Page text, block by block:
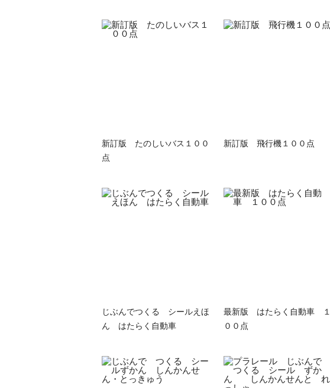
新訂版 たのしいバス１００
点
新訂版 飛行機１００点
じぶんでつくる シールえほ
ん はたらく自動車
最新版 はたらく自動車 １
００点